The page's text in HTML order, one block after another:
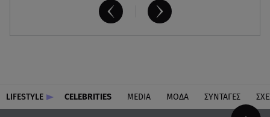
LIFESTYLE CELEBRITIES MEDIA ΜΟΔΑ ΣΥΝΤΑΓΕΣ